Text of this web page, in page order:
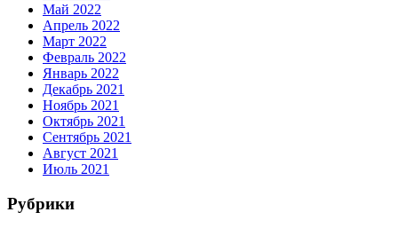
Май 2022
Апрель 2022
Март 2022
Февраль 2022
Январь 2022
Декабрь 2021
Ноябрь 2021
Октябрь 2021
Сентябрь 2021
Август 2021
Июль 2021
Рубрики